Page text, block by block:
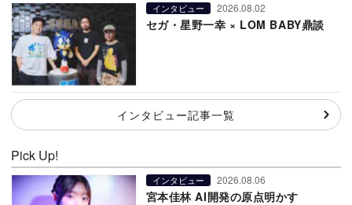
インタビュー 2026.08.02
セガ・星野一幸 × LOM BABY鼎談
インタビュー記事一覧
Pick Up!
インタビュー 2026.08.06
宮本佳林 AI開発の原点明かす